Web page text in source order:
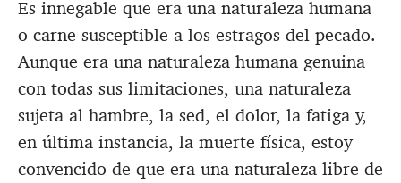
Es innegable que era una naturaleza humana
o carne susceptible a los estragos del pecado.
Aunque era una naturaleza humana genuina
con todas sus limitaciones, una naturaleza
sujeta al hambre, la sed, el dolor, la fatiga y,
en última instancia, la muerte física, estoy
convencido de que era una naturaleza libre de